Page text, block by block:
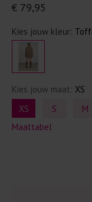
€ 79,95
Kies jouw kleur:
Kies jouw maat: XS
XS
S M
Maattabel